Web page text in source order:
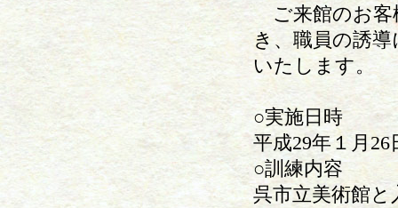
ご来館のお客
き、職員の誘
いたします。
○実施日時
平成29年１月26
○訓練内容
呉市立美術館